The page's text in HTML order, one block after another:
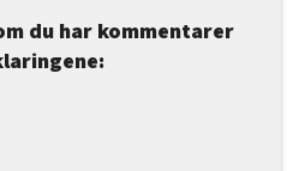
du har kommentarer